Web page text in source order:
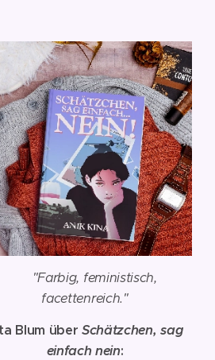
"Farbig, feministisch,
facettenreich."
Blum über Schätzchen, sag
einfach nein: